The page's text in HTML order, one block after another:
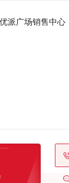
派广场销售中心